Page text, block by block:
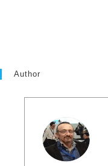
Author